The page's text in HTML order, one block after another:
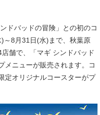
ドバッドの冒険」との初のコ
～8月31日(水)まで、秋葉原
舗で、「マギ シンドバッド
メニューが販売されます。コ
定オリジナルコースターがプ